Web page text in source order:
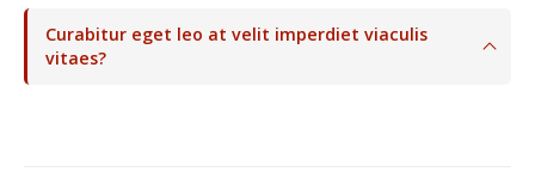
Curabitur eget leo at velit imperdiet viaculis
vitaes?